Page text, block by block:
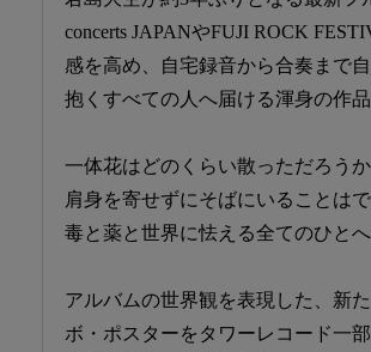
concerts JAPANやFUJI ROCK
感を高め、自宅録音から合奏まで
抱くすべての人へ届ける渾身の作
一体花はどのくらい散っただろうか
肩身を寄せずにそばにいることは
毒と薬と世界に怯える全てのひとへ
アルバムの世界観を表現した、新
ボ・ポスターをタワーレコード一